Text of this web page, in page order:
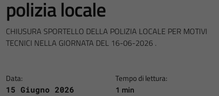
polizia locale
CHIUSURA SPORTELLO DELLA POLIZIA LOCALE PER MOTIVI
TECNICI NELLA GIORNATA DEL 16-06-2026 .
Data:
15 Giugno 2026
Tempo di lettura:
1 min